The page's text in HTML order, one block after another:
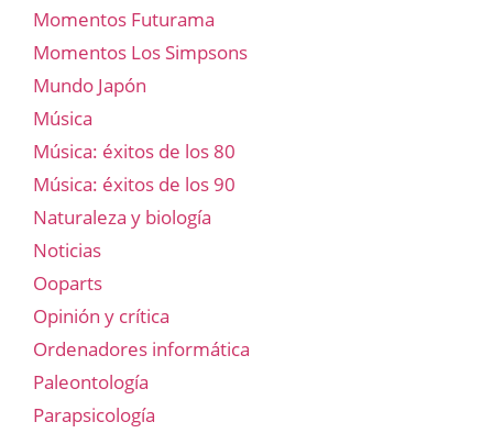
Momentos Futurama
Momentos Los Simpsons
Mundo Japón
Música
Música: éxitos de los 80
Música: éxitos de los 90
Naturaleza y biología
Noticias
Ooparts
Opinión y crítica
Ordenadores informática
Paleontología
Parapsicología